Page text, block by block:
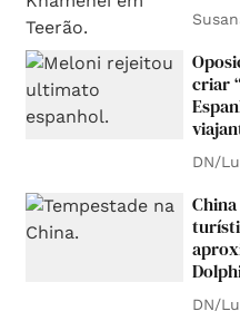
criar
DN/
DN/